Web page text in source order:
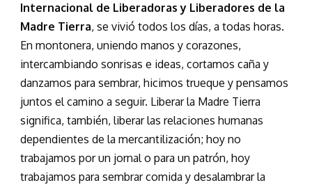
Internacional de Liberadoras y Liberadores de la
Madre Tierra, se vivió todos los días, a todas horas.
En montonera, uniendo manos y corazones,
intercambiando sonrisas e ideas, cortamos caña y
danzamos para sembrar, hicimos trueque y pensamos
juntos el camino a seguir. Liberar la Madre Tierra
significa, también, liberar las relaciones humanas
dependientes de la mercantilización; hoy no
trabajamos por un jornal o para un patrón, hoy
trabajamos para sembrar comida y desalambrar la